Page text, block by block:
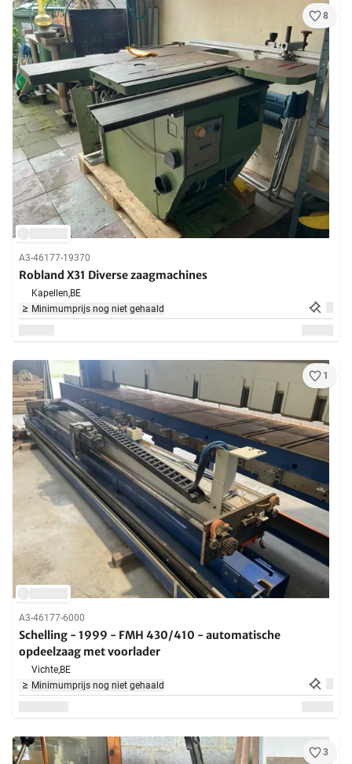
8
A3-46177-19370
Robland X31 Diverse zaagmachines
Kapellen,BE
Minimumprijs nog niet gehaald
1
A3-46177-6000
Schelling - 1999 - FMH 430/410 - automatische
opdeelzaag met voorlader
Vichte,BE
Minimumprijs nog niet gehaald
3